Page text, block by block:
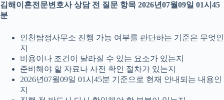
김해이혼전문변호사 상담 전 질문 항목 2026년07월09일 01시45
분
인천탐정사무소 진행 가능 여부를 판단하는 기준은 무엇인
지
비용이나 조건이 달라질 수 있는 요소가 있는지
준비해야 할 자료나 사전 확인 절차가 있는지
2026년07월09일 01시45분 기준으로 현재 안내되는 내용인
지